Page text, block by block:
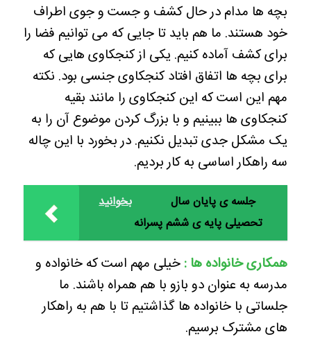
بچه ها مدام در حال کشف و جست و جوی اطراف
خود هستند. ما هم باید تا جایی که می توانیم فضا را
برای کشف آماده کنیم. یکی از کنجکاوی هایی که
برای بچه ها اتفاق افتاد کنجکاوی جنسی بود. نکته
مهم این است که این کنجکاوی را مانند بقیه
کنجکاوی ها ببینیم و با بزرگ کردن موضوع آن را به
یک مشکل جدی تبدیل نکنیم. در بخورد با این چاله
سه راهکار اساسی به کار بردیم.
بخوانید
جلسه ی پایان سال
تحصیلی پایه ی ششم پسرانه
همکاری خانواده ها :خیلی مهم است که خانواده و
مدرسه به عنوان دو بازو با هم همراه باشند. ما
جلساتی با خانواده ها گذاشتیم تا با هم به راهکار
های مشترک برسیم.